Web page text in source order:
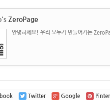
ZeroPage
안녕하세요! 우리 모두가 만들어가는
Twitter Google